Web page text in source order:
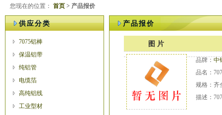
您现在的位置： 首页 > 产品报价
供应分类
7075铝棒
保温铝带
纯铝管
电缆箔
高纯铝线
工业型材
产品报价
图 片
品牌： 中
品名：
规格：齐
描述：